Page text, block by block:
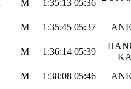
M 1:35:13 05:36
M 1:35:45 05:37
M 1:36:14 05:39
M 1:38:08 05:46